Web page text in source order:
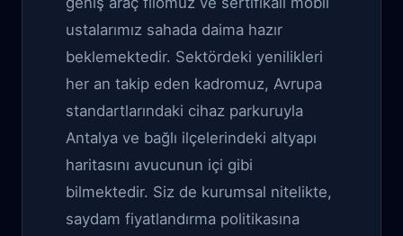
ustalarımız sahada daima hazır
beklemektedir. Sektördeki yenilikleri
her an takip eden kadromuz, Avrupa
standartlarındaki cihaz parkuruyla
Antalya ve bağlı ilçelerindeki altyapı
haritasını avucunun içi gibi
bilmektedir. Siz de kurumsal nitelikte,
saydam fiyatlandırma politikasına